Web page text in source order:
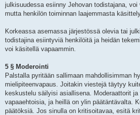
julkisuudessa esiinny Jehovan todistajana, voi
mutta henkilön toiminnan laajemmasta
Korkeassa asemassa järjestössä olevia tai
todistajina esiintyviä henkilöitä ja heidän
voi käsitellä vapaammin.
5 § Moderointi
Palstalla pyritään sallimaan mahdollisimman
mielipiteenvapaus. Joitakin viestejä täytyy
keskustelu säilyisi asiallisena. Moderaattorit
vapaaehtoisia, ja heillä on ylin päätäntävalta.
päätöksiä. Jos sinulla on kritisoitavaa, esitä